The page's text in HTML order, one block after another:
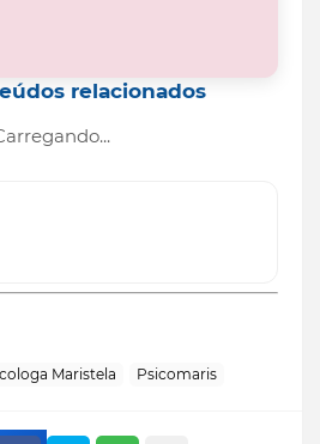
relacionados
Maristela Psicomaris